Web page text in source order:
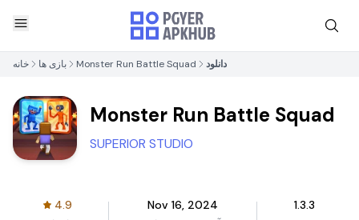
خانه بازی ها Monster Run Battle Squad دانلود
Monster Run Battle Squad
SUPERIOR STUDIO
4.9 Nov 16, 2024 1.3.3